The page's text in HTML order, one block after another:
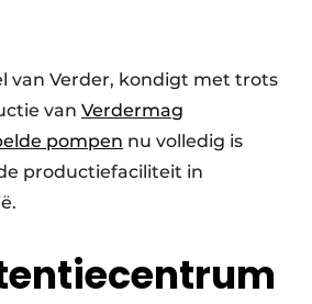
van Verder, kondigt met trots
van Verdermag
pompen nu volledig is
productiefaciliteit in